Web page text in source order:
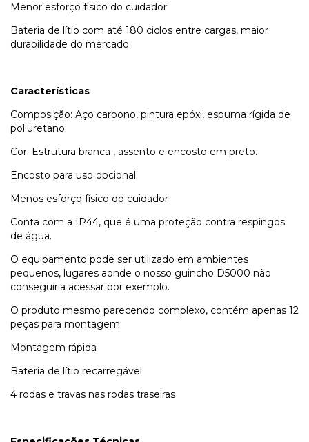
Menor esforço físico do cuidador
Bateria de lítio com até 180 ciclos entre cargas, maior
durabilidade do mercado.
Características
Composição: Aço carbono, pintura epóxi, espuma rígida de
poliuretano
Cor: Estrutura branca , assento e encosto em preto.
Encosto para uso opcional.
Menos esforço físico do cuidador
Conta com a IP44, que é uma proteção contra respingos
de água.
O equipamento pode ser utilizado em ambientes
pequenos, lugares aonde o nosso guincho D5000 não
conseguiria acessar por exemplo.
O produto mesmo parecendo complexo, contém apenas 12
peças para montagem.
Montagem rápida
Bateria de lítio recarregável
4 rodas e travas nas rodas traseiras